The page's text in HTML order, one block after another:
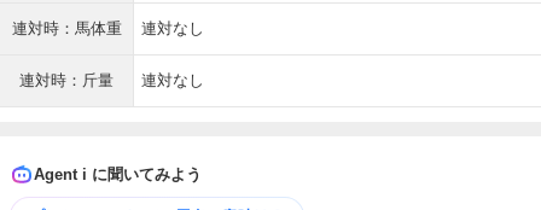
連対時：馬体重 連対なし
連対時：斤量 連対なし
Agent i に聞いてみよう